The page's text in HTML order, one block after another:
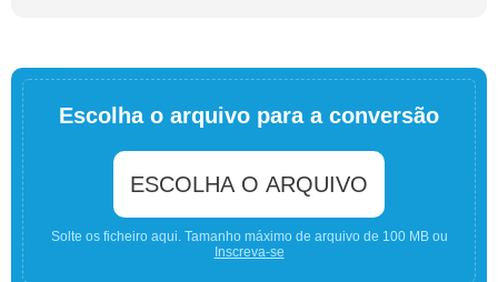
Escolha o arquivo para a conversão
ESCOLHA O ARQUIVO
Solte os ficheiro aqui. Tamanho máximo de arquivo de 100 MB ou
Inscreva-se